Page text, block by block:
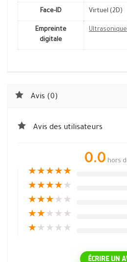
Face-ID Virtuel (2D)
Empreinte
digitale
Avis (0)
Avis des utilisateurs
0.0 hors
★★★★★
★★★★★
★★★★ ★
★★★ ★ ★
★★ ★ ★ ★
ÉCRIRE UN